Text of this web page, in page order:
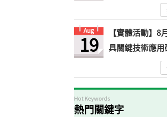
Aug
19
【實體活動】8
具關鍵技術應
Hot Keywords
熱門關鍵字